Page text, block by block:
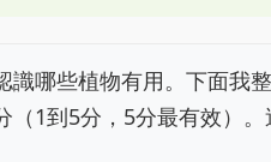
識哪些植物有用。下面我
（1到5分，5分最有效）